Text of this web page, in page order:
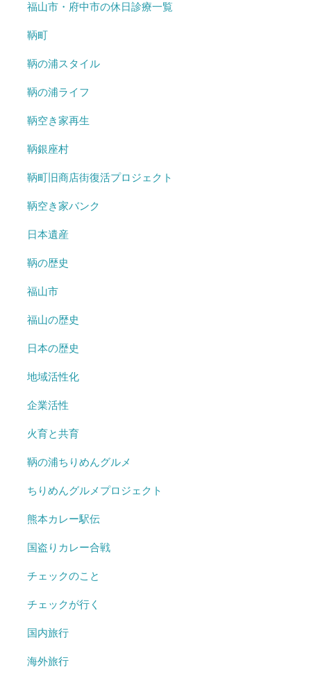
福山市・府中市の休日診療一覧
鞆町
鞆の浦スタイル
鞆の浦ライフ
鞆空き家再生
鞆銀座村
鞆町旧商店街復活プロジェクト
鞆空き家バンク
日本遺産
鞆の歴史
福山市
福山の歴史
日本の歴史
地域活性化
企業活性
火育と共育
鞆の浦ちりめんグルメ
ちりめんグルメプロジェクト
熊本カレー駅伝
国盗りカレー合戦
チェックのこと
チェックが行く
国内旅行
海外旅行